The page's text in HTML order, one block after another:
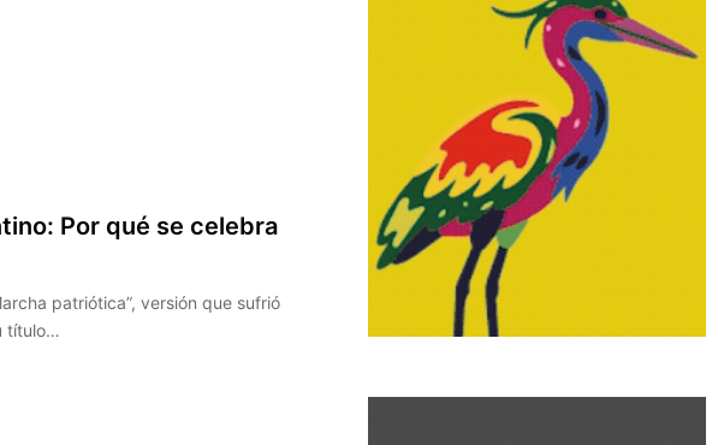
Por qué se celebra
patriótica”, versión que sufrió
título…